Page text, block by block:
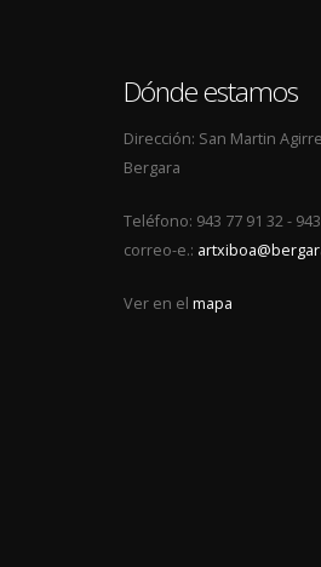
Dónde estamos
Dirección: San Martin
Bergara
Teléfono: 943 77 91 32 -
correo-e.:
Ver en el mapa